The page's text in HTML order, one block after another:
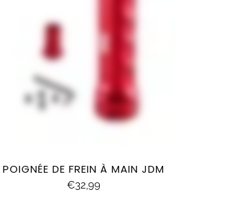
POIGNÉE DE FREIN À MAIN JDM
€32,99